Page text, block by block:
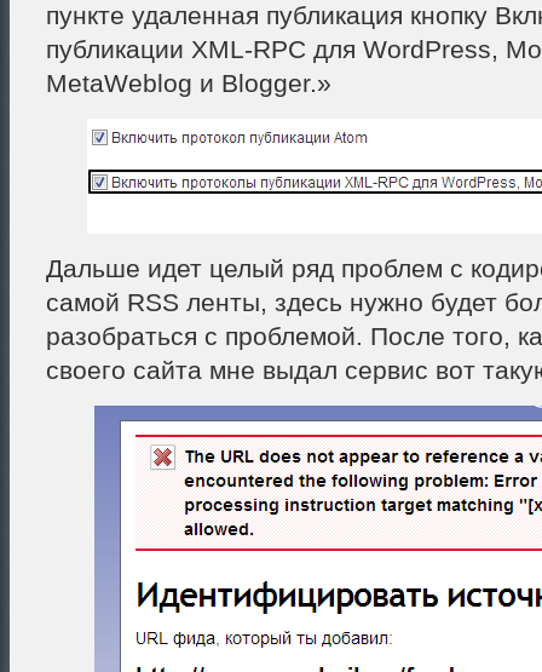
пункте удаленная публикация кнопку
публикации XML-RPC для WordPress,
MetaWeblog и Blogger.»
Дальше идет целый ряд проблем с
самой RSS ленты, здесь нужно будет
разобраться с проблемой. После того,
своего сайта мне выдал сервис вот